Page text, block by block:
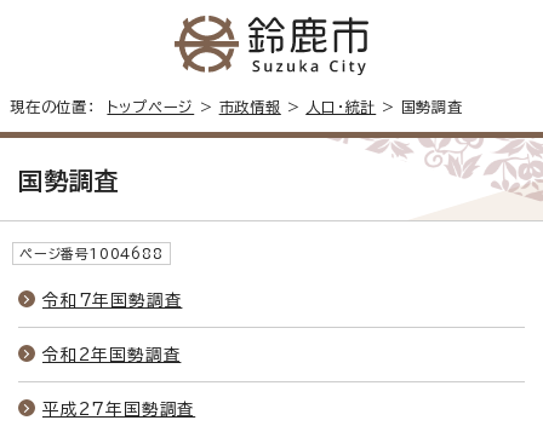
現在の位置： トップページ > 市政情報 > 人口・統計 > 国勢調査
国勢調査
ページ番号1004688
令和7年国勢調査
令和2年国勢調査
平成27年国勢調査